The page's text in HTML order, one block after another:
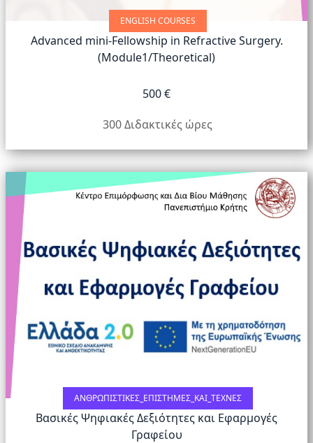
ENGLISH COURSES
Advanced mini-Fellowship in Refractive Surgery.
(Module1/Theoretical)
500 €
300 Διδακτικές ώρες
ΑΝΘΡΩΠΙΣΤΙΚΈΣ_ΕΠΙΣΤΉΜΕΣ_ΚΑΙ_ΤΈΧΝΕΣ
Βασικές Ψηφιακές Δεξιότητες και Εφαρμογές
Γραφείου